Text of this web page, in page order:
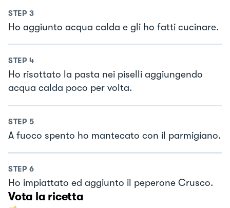
STEP 3
Ho aggiunto acqua calda e gli ho fatti cucinare.
STEP 4
Ho risottato la pasta nei piselli aggiungendo
acqua calda poco per volta.
STEP 5
A fuoco spento ho mantecato con il parmigiano.
STEP 6
Ho impiattato ed aggiunto il peperone Crusco.
Vota la ricetta